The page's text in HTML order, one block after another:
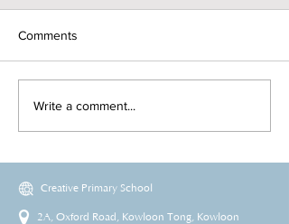
Comments
Write a comment...
Creative Primary School
2A, Oxford Road, Kowloon Tong, Kowloon